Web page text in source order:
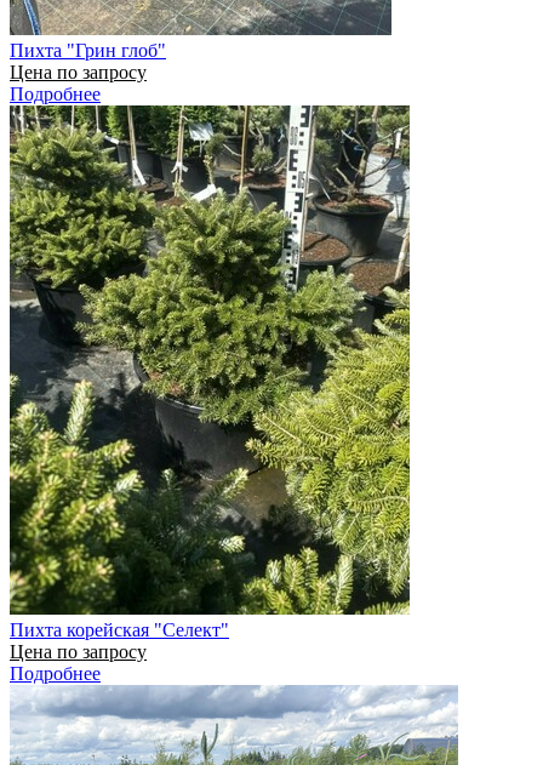
Пихта "Грин глоб"
Цена по запросу
Подробнее
Пихта корейская "Селект"
Цена по запросу
Подробнее